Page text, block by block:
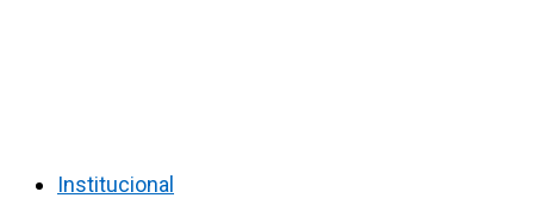
Institucional